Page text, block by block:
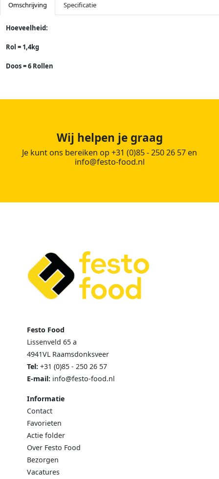
Omschrijving Specificatie
Hoeveelheid:
Rol = 1,4kg
Doos = 6 Rollen
Wij helpen je graag
Je kunt ons bereiken op +31 (0)85 - 250 26 57 en
info@festo-food.nl
Festo Food
Lissenveld 65 a
4941VL Raamsdonksveer
Tel: +31 (0)85 - 250 26 57
E-mail: info@festo-food.nl
Informatie
Contact
Favorieten
Actie folder
Over Festo Food
Bezorgen
Vacatures